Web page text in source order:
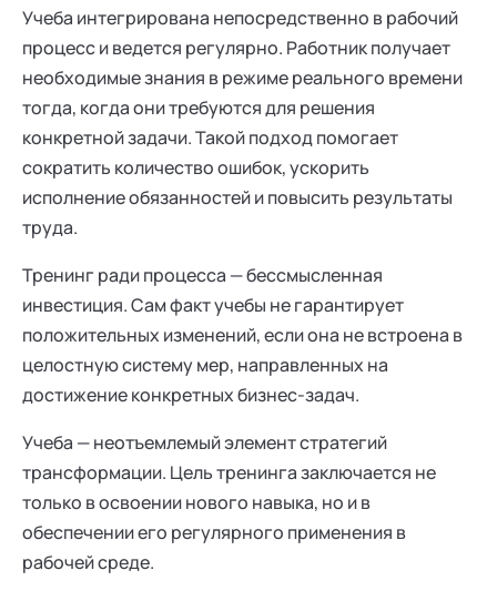
Учеба интегрирована непосредственно в рабочий
процесс и ведется регулярно. Работник получает
необходимые знания в режиме реального времени
тогда, когда они требуются для решения
конкретной задачи. Такой подход помогает
сократить количество ошибок, ускорить
исполнение обязанностей и повысить результаты
труда.
Тренинг ради процесса — бессмысленная
инвестиция. Сам факт учебы не гарантирует
положительных изменений, если она не встроена в
целостную систему мер, направленных на
достижение конкретных бизнес-задач.
Учеба — неотъемлемый элемент стратегий
трансформации. Цель тренинга заключается не
только в освоении нового навыка, но и в
обеспечении его регулярного применения в
рабочей среде.